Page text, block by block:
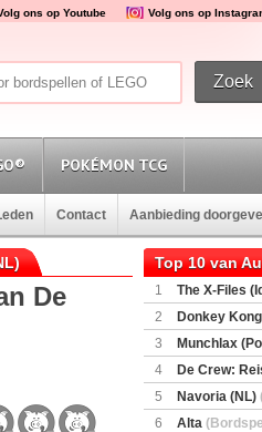
ons op Youtube Volg ons op
POKÉMON TCG
Contact Aanbieding
De
Top 10 van
1 The X-Files
2
Donkey
(SuperMario)
3 Munchlax
4
De Crew:
5
Navoria (NL)
6
Alta